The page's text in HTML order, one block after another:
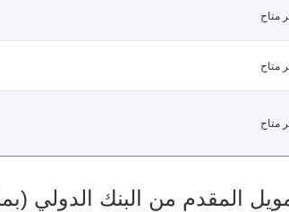
متاح
متاح
متاح
من البنك الدولي (بملايين